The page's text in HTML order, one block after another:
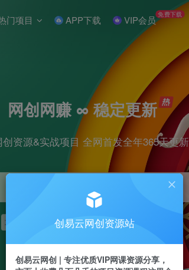
门项目 APP下载 VIP会员 免费下载
网创网赚 ∞ 稳定更新
创资源&实战项目 全网首发全年365天更新
项目 引流 短视频 剪辑
创易云网创资源站
创易云网创 | 专注优质VIP网课资源分享，